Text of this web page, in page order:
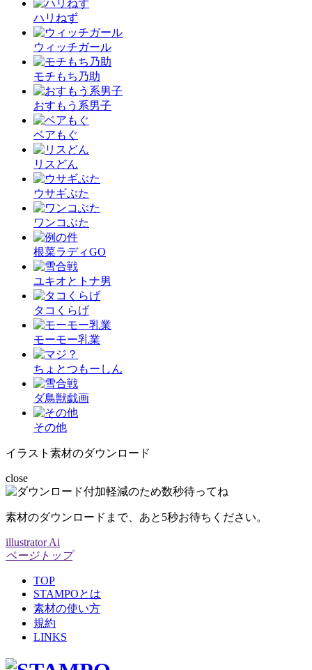
ハリねず
ウィッチガール
モチもち乃助
おすもう系男子
ベアもぐ
リスどん
ウサギぶた
ワンコぶた
根菜ラディGO
ユキオとトナ男
タコくらげ
モーモー乳業
ちょとつもーしん
ダ鳥獣戯画
その他
イラスト素材のダウンロード
close
素材のダウンロードまで、あと 5秒お待ちください。
illustrator Ai
ページトップ
TOP
STAMPOとは
素材の使い方
規約
LINKS